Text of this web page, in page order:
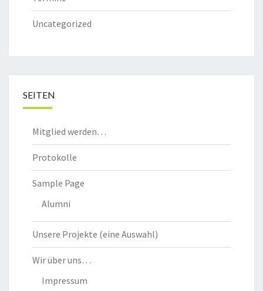
Uncategorized
SEITEN
Mitglied werden…
Protokolle
Sample Page
Alumni
Unsere Projekte (eine Auswahl)
Wir über uns…
Impressum